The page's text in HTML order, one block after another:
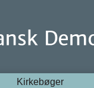
Kirkebøger